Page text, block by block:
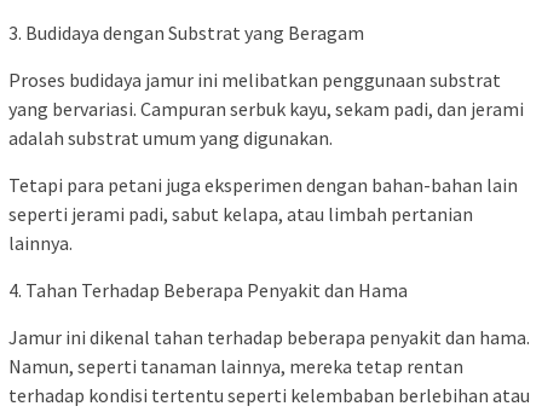
3. Budidaya dengan Substrat yang Beragam
Proses budidaya jamur ini melibatkan penggunaan substrat
yang bervariasi. Campuran serbuk kayu, sekam padi, dan jerami
adalah substrat umum yang digunakan.
Tetapi para petani juga eksperimen dengan bahan-bahan lain
seperti jerami padi, sabut kelapa, atau limbah pertanian
lainnya.
4. Tahan Terhadap Beberapa Penyakit dan Hama
Jamur ini dikenal tahan terhadap beberapa penyakit dan hama.
Namun, seperti tanaman lainnya, mereka tetap rentan
terhadap kondisi tertentu seperti kelembaban berlebihan atau